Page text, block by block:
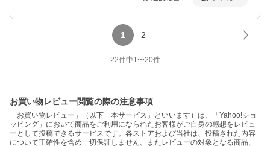
1 2
22件中1〜20件
お買い物レビュー閲覧の際の注意事項
「お買い物レビュー」（以下「本サービス」といいます）は、「Yahoo!ショ
ッピング」において商品をご利用になられたお客様がご自身の感想をレビュ
ーとして投稿できるサービスです。各ストアおよび当社は、投稿された内容
について正確性を含め一切保証しません。またレビューの対象となる商品、